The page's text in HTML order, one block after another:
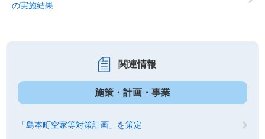
の実施結果
関連情報
施策・計画・事業
「島本町空家等対策計画」を策定